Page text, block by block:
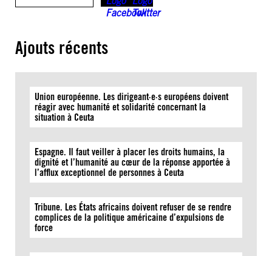
Ajouts récents
Union européenne. Les dirigeant·e·s européens doivent
réagir avec humanité et solidarité concernant la
situation à Ceuta
Espagne. Il faut veiller à placer les droits humains, la
dignité et l’humanité au cœur de la réponse apportée à
l’afflux exceptionnel de personnes à Ceuta
Tribune. Les États africains doivent refuser de se rendre
complices de la politique américaine d’expulsions de
force